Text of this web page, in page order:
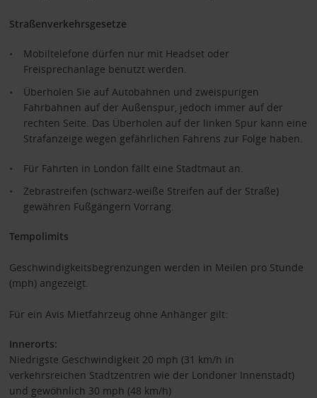
Straßenverkehrsgesetze
Mobiltelefone dürfen nur mit Headset oder
Freisprechanlage benutzt werden.
Überholen Sie auf Autobahnen und zweispurigen
Fahrbahnen auf der Außenspur, jedoch immer auf der
rechten Seite. Das Überholen auf der linken Spur kann eine
Strafanzeige wegen gefährlichen Fahrens zur Folge haben.
Für Fahrten in London fällt eine Stadtmaut an.
Zebrastreifen (schwarz-weiße Streifen auf der Straße)
gewähren Fußgängern Vorrang.
Tempolimits
Geschwindigkeitsbegrenzungen werden in Meilen pro Stunde
(mph) angezeigt.
Für ein Avis Mietfahrzeug ohne Anhänger gilt:
Innerorts:
Niedrigste Geschwindigkeit 20 mph (31 km/h in
verkehrsreichen Stadtzentren wie der Londoner Innenstadt)
und gewöhnlich 30 mph (48 km/h)